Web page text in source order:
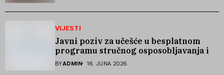
VIJESTI
Javni poziv za učešće u besplatnom
programu stručnog osposobljavanja i
podrške pri zapošljavanju
BYADMIN 16. JUNA 2026.